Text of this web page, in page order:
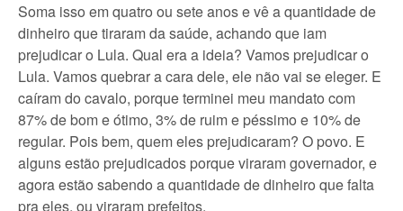
Soma isso em quatro ou sete anos e vê a quantidade de
dinheiro que tiraram da saúde, achando que iam
prejudicar o Lula. Qual era a ideia? Vamos prejudicar o
Lula. Vamos quebrar a cara dele, ele não vai se eleger. E
caíram do cavalo, porque terminei meu mandato com
87% de bom e ótimo, 3% de ruim e péssimo e 10% de
regular. Pois bem, quem eles prejudicaram? O povo. E
alguns estão prejudicados porque viraram governador, e
agora estão sabendo a quantidade de dinheiro que falta
pra eles, ou viraram prefeitos.